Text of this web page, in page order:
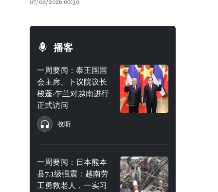
07/08/2026 00:30
播客
一周要闻：泰王国国
会主席、下议院议长
梭蓬·乍兰对越南进行
正式访问
收听
一周要闻：日本熊本
县7.1级强震：越南劳
工勇救老人，一实习